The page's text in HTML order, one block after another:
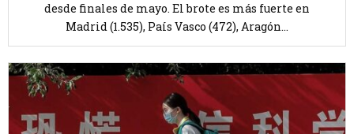
desde finales de mayo. El brote es más fuerte en
Madrid (1.535), País Vasco (472), Aragón...